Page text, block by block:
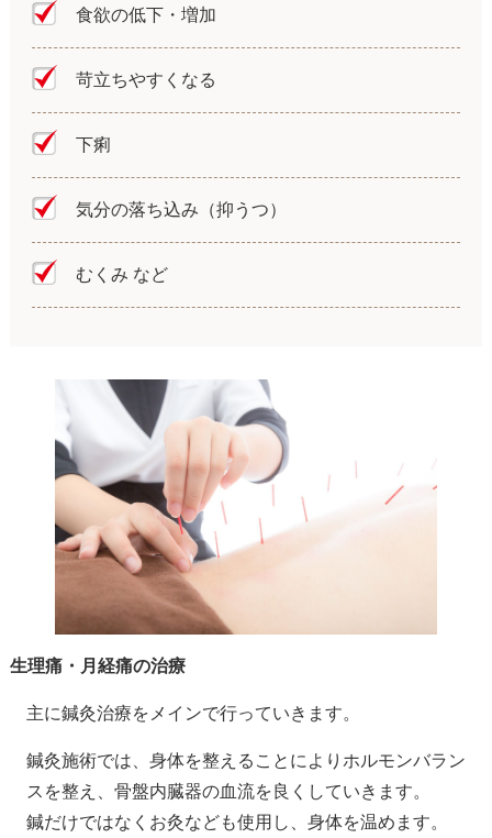
食欲の低下・増加
苛立ちやすくなる
下痢
気分の落ち込み（抑うつ）
むくみ など
生理痛・月経痛の治療
主に鍼灸治療をメインで行っていきます。
鍼灸施術では、身体を整えることによりホルモンバラン
スを整え、骨盤内臓器の血流を良くしていきます。
鍼だけではなくお灸なども使用し、身体を温めます。